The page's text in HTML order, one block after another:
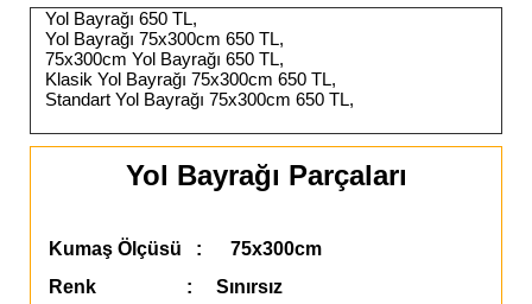
Yol Bayrağı 650 TL,
Yol Bayrağı 75x300cm 650 TL,
75x300cm Yol Bayrağı 650 TL,
Klasik Yol Bayrağı 75x300cm 650 TL,
Standart Yol Bayrağı 75x300cm 650 TL,
Yol Bayrağı Parçaları
Kumaş Ölçüsü : 75x300cm
Renk : Sınırsız